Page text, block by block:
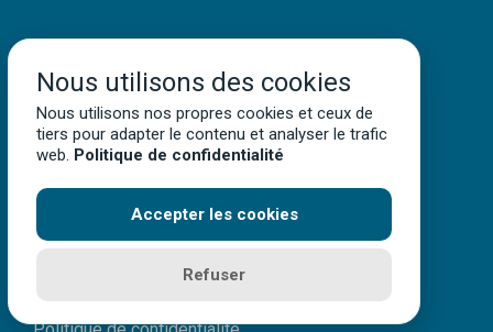
Paiement en ligne
simple, rapide et sécurisé
Télécharger le catalogue
Nous utilisons des cookies
Nous utilisons nos propres cookies et ceux de
tiers pour adapter le contenu et analyser le trafic
web. Politique de confidentialité
Accepter les cookies
Refuser